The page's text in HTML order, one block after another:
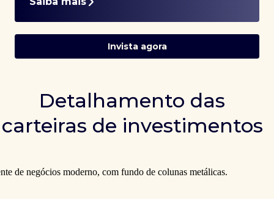
Invista agora
Detalhamento das
carteiras de investimentos